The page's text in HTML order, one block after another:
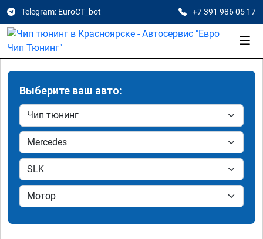
Telegram: EuroCT_bot +7 391 986 05 17
Выберите ваш авто: